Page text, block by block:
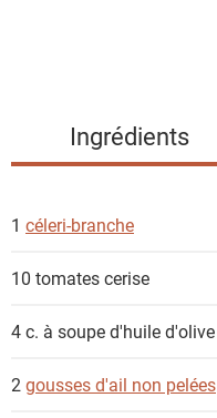
t
Ingrédients
1 céleri-branche
10 tomates cerise
4 c. à souped'huile d'olive
2 gousses d'ail non pelées